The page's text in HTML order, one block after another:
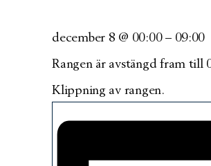
december 8 @ 00:00– 09:00
Rangen är avstängd fram till
Klippning av rangen.